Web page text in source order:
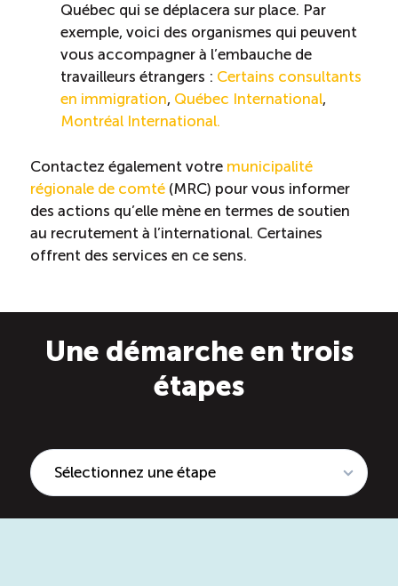
Québec qui se déplacera sur place. Par
exemple, voici des organismes qui peuvent
vous accompagner à l’embauche de
travailleurs étrangers : Certains consultants
en immigration, Québec International,
Montréal International.
Contactez également votre municipalité
régionale de comté (MRC) pour vous informer
des actions qu’elle mène en termes de soutien
au recrutement à l’international. Certaines
offrent des services en ce sens.
Une démarche en trois
étapes